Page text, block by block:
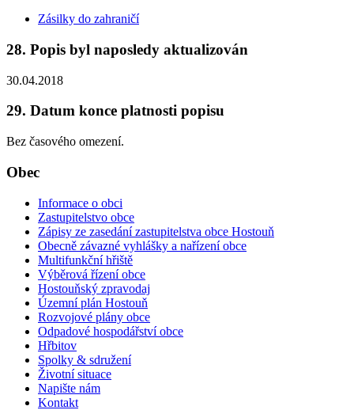
Zásilky do zahraničí
28. Popis byl naposledy aktualizován
30.04.2018
29. Datum konce platnosti popisu
Bez časového omezení.
Obec
Informace o obci
Zastupitelstvo obce
Zápisy ze zasedání zastupitelstva obce Hostouň
Obecně závazné vyhlášky a nařízení obce
Multifunkční hřiště
Výběrová řízení obce
Hostouňský zpravodaj
Územní plán Hostouň
Rozvojové plány obce
Odpadové hospodářství obce
Hřbitov
Spolky & sdružení
Životní situace
Napište nám
Kontakt